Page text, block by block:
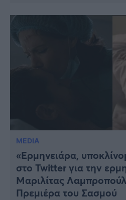
MEDIA
«Ερμηνειάρα,
στο Twitter για την
Μαριλίτας
Πρεμιέρα του Σασμού